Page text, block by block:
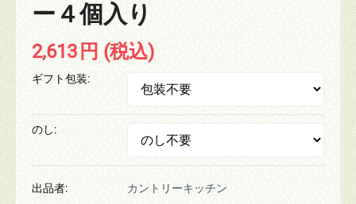
ー４個入り
2,613 円 (税込)
ギフト包装:
のし:
出品者: カントリーキッチン